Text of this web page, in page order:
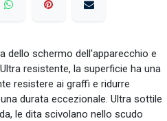
dello schermo dell'apparecchio e
resistente, la superficie ha una
resistere ai graffi e ridurre
durata eccezionale. Ultra sottile
le dita scivolano nello scudo